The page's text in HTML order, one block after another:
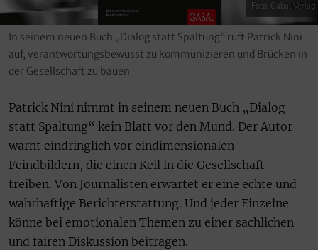
Foto: Gabal Verlag
In seinem neuen Buch „Dialog statt Spaltung“ ruft Patrick Nini
auf, verantwortungsbewusst zu kommunizieren und Brücken in
der Gesellschaft zu bauen
Patrick Nini nimmt in seinem neuen Buch „Dialog
statt Spaltung“ kein Blatt vor den Mund. Der Autor
warnt eindringlich vor eindimensionalen
Feindbildern, die einen Keil in die Gesellschaft
treiben. Von Journalisten erwartet er eine echte und
wahrhaftige Berichterstattung. Und jeder Einzelne
könne bei emotionalen Themen zu einer sachlichen
und fairen Diskussion beitragen.